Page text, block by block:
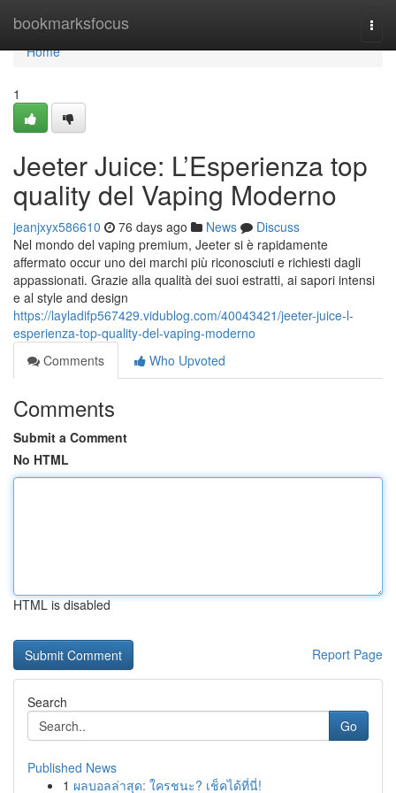
bookmarksfocus
Home
Home
1
Jeeter Juice: L’Esperienza top
quality del Vaping Moderno
jeanjxyx586610 76 days ago News
Discuss
Nel mondo del vaping premium, Jeeter si è rapidamente
affermato occur uno dei marchi più riconosciuti e richiesti dagli
appassionati. Grazie alla qualità dei suoi estratti, ai sapori intensi
e al style and design
https://layladifp567429.vidublog.com/40043421/jeeter-juice-l-
esperienza-top-quality-del-vaping-moderno
Comments
Who Upvoted
Comments
Submit a Comment
No HTML
HTML is disabled
Report Page
Search
Go
Published News
1 ผลบอลล่าสุด: ใครชนะ? เช็คได้ที่นี่!